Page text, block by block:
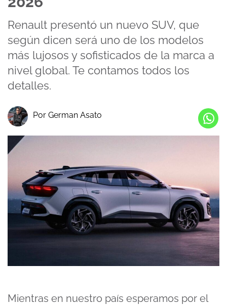
Renault presentó un nuevo SUV, que
según dicen será uno de los modelos
más lujosos y sofisticados de la marca a
nivel global. Te contamos todos los
detalles.
Por German Asato
Mientras en nuestro país esperamos por el